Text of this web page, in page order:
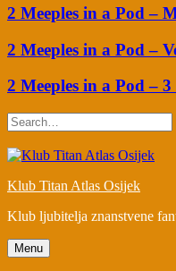
2 Meeples in a Pod –
2 Meeples in a Pod –
2 Meeples in a Pod –
Search
Klub Titan Atlas Osijek
Klub ljubitelja znanstvene
Menu